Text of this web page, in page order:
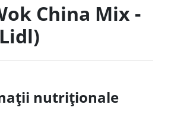
China Mix -
nutriționale